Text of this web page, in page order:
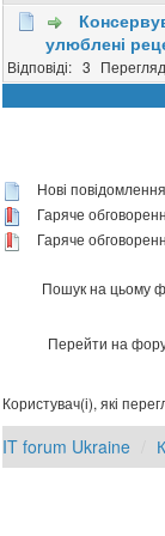
улюблені
3
Нові повідомлення
Гаряче
Гаряче
Пошук на цьому
Перейти на
Користувач(і), які
IT forum Ukraine